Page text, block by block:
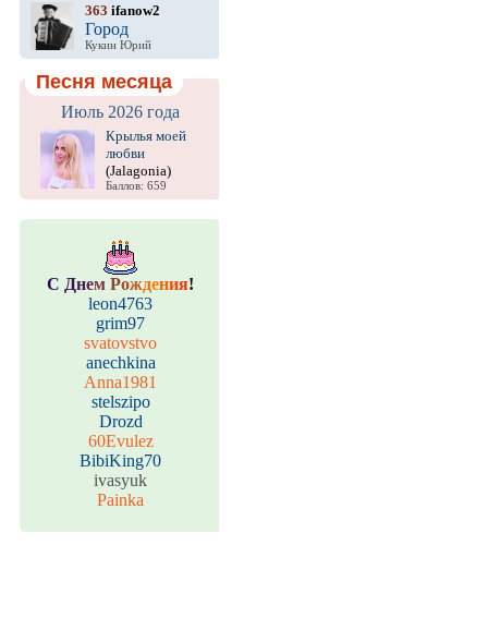
363 ifanow2
Город
Кукин Юрий
Песня месяца
Июль 2026 года
Крылья моей
любви
(Jalagonia)
Баллов: 659
С Днем Рождения!
leon4763
grim97
svatovstvo
anechkina
Anna1981
stelszipo
Drozd
60Evulez
BibiKing70
ivasyuk
Painka